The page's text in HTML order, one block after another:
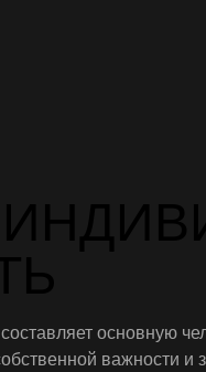
основную
важности